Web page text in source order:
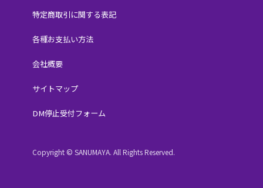
特定商取引に関する表記
各種お支払い方法
会社概要
サイトマップ
DM停止受付フォーム
Copyright © SANUMAYA. All Rights Reserved.